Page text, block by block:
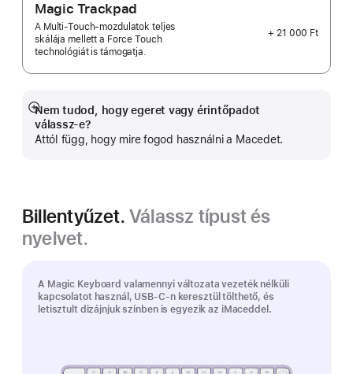
Magic Trackpad
A Multi‑Touch-mozdulatok teljes
skálája mellett a Force Touch
technológiát is támogatja.
+ 21 000 Ft
Nem tudod, hogy egeret vagy érintőpadot
válassz-e?
Attól függ, hogy mire fogod használni a Macedet.
Bővebb
információ
Billentyűzet.Válassz típust és
nyelvet.
A Magic Keyboard valamennyi változata vezeték nélküli
kapcsolatot használ, USB‑C-n keresztül tölthető, és
letisztult dizájnjuk színben is egyezik az iMaceddel.